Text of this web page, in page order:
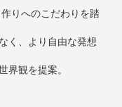
りへのこだわりを踏
く、より自由な発想
界観を提案。